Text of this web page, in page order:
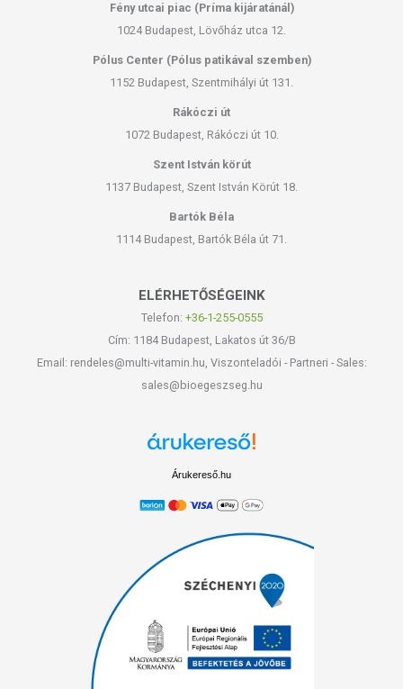
Fény utcai piac (Príma kijáratánál)
1024 Budapest, Lövőház utca 12.
Pólus Center (Pólus patikával szemben)
1152 Budapest, Szentmihályi út 131.
Rákóczi út
1072 Budapest, Rákóczi út 10.
Szent István körút
1137 Budapest, Szent István Körút 18.
Bartók Béla
1114 Budapest, Bartók Béla út 71.
ELÉRHETŐSÉGEINK
Telefon: +36-1-255-0555
Cím: 1184 Budapest, Lakatos út 36/B
Email: rendeles@multi-vitamin.hu, Viszonteladói - Partneri - Sales:
sales@bioegeszseg.hu
Árukereső.hu